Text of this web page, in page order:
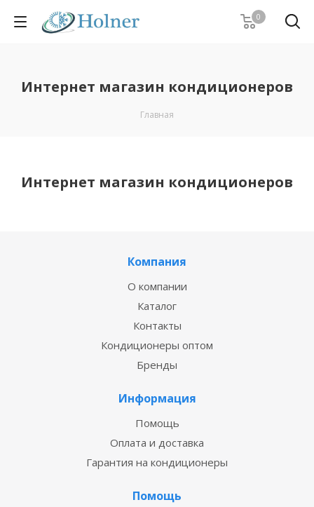
0
Интернет магазин кондиционеров
Главная
Интернет магазин кондиционеров
Компания
О компании
Каталог
Контакты
Кондиционеры оптом
Бренды
Информация
Помощь
Оплата и доставка
Гарантия на кондиционеры
Помощь